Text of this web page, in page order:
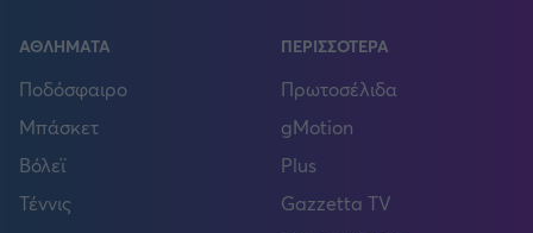
ΑΘΛΗΜΑΤΑ
Ποδόσφαιρο
Μπάσκετ
Βόλεϊ
Τέννις
ΠΕΡΙΣΣΟΤΕΡΑ
Πρωτοσέλιδα
gMotion
Plus
Gazzetta TV